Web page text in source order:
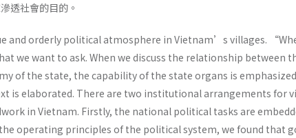
透社會的目的。
and orderly political atmosphere in Vietnam’s villages.
we want to ask. When we discuss the relationship between
of the state, the capability of the state organs is
is elaborated. There are two institutional arrangements for
in Vietnam. Firstly, the national political tasks are
operating principles of the political system, we found that